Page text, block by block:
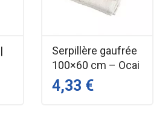
Serpillère gaufrée
100×60 cm – Ocai
4,33 €